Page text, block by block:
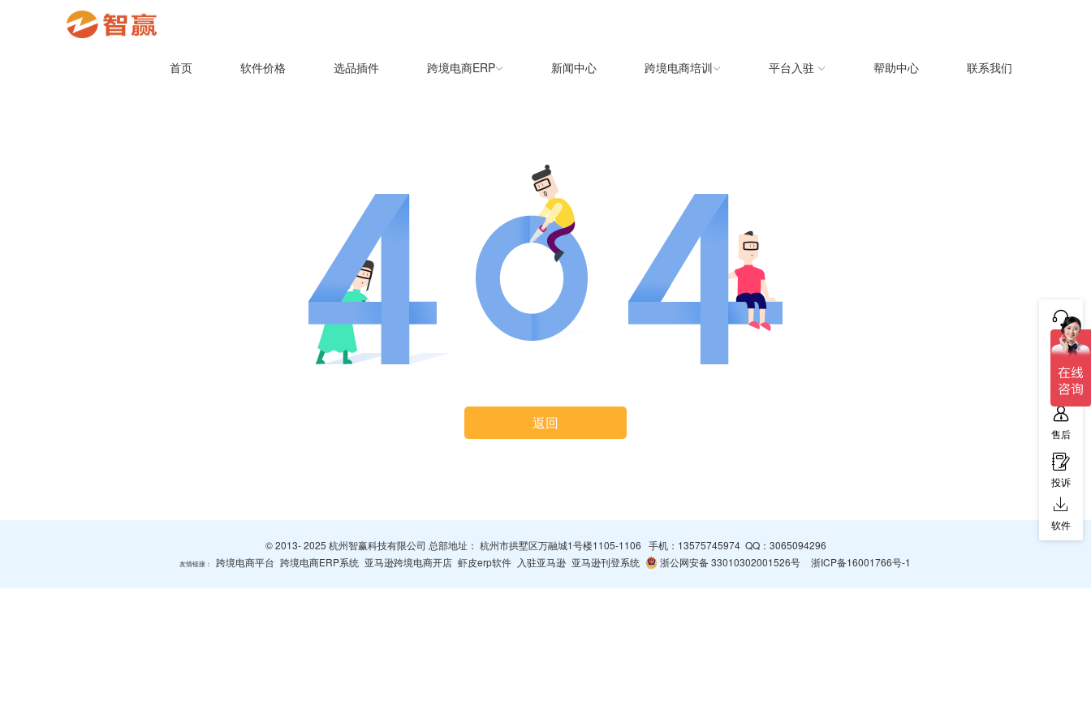
首页 软件价格 选品插件 跨境电商ERP 新闻中心 跨境电商培训 平台入驻 帮助中心 联系我们
返回
© 2013- 2025 杭州智赢科技有限公司 总部地址： 杭州市拱墅区万融城1号楼1105-1106 手机： 13575745974QQ： 3065094296
友情链接： 跨境电商平台 跨境电商ERP系统 亚马逊跨境电商开店 虾皮erp软件 入驻亚马逊 亚马逊刊登系统 浙公网安备 33010302001526号 浙ICP备16001766号-1
咨询
售前
售后
投诉
软件